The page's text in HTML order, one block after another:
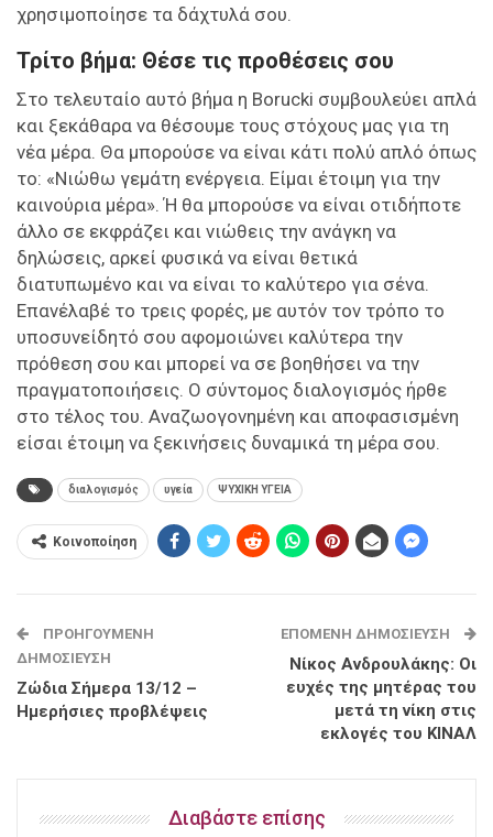
χρησιμοποίησε τα δάχτυλά σου.
Τρίτο βήμα: Θέσε τις προθέσεις σου
Στο τελευταίο αυτό βήμα η Borucki συμβουλεύει απλά
και ξεκάθαρα να θέσουμε τους στόχους μας για τη
νέα μέρα. Θα μπορούσε να είναι κάτι πολύ απλό όπως
το: «Νιώθω γεμάτη ενέργεια. Είμαι έτοιμη για την
καινούρια μέρα». Ή θα μπορούσε να είναι οτιδήποτε
άλλο σε εκφράζει και νιώθεις την ανάγκη να
δηλώσεις, αρκεί φυσικά να είναι θετικά
διατυπωμένο και να είναι το καλύτερο για σένα.
Επανέλαβέ το τρεις φορές, με αυτόν τον τρόπο το
υποσυνείδητό σου αφομοιώνει καλύτερα την
πρόθεση σου και μπορεί να σε βοηθήσει να την
πραγματοποιήσεις. Ο σύντομος διαλογισμός ήρθε
στο τέλος του. Αναζωογονημένη και αποφασισμένη
είσαι έτοιμη να ξεκινήσεις δυναμικά τη μέρα σου.
διαλογισμός υγεία ΨΥΧΙΚΗ ΥΓΕΙΑ
Κοινοποίηση
ΠΡΟΗΓΟΎΜΕΝΗ
ΔΗΜΟΣΊΕΥΣΗ
Ζώδια Σήμερα 13/12 –
Ημερήσιες προβλέψεις
ΕΠΌΜΕΝΗ ΔΗΜΟΣΊΕΥΣΗ
Νίκος Ανδρουλάκης: Οι
ευχές της μητέρας του
μετά τη νίκη στις
εκλογές του ΚΙΝΑΛ
Διαβάστε επίσης